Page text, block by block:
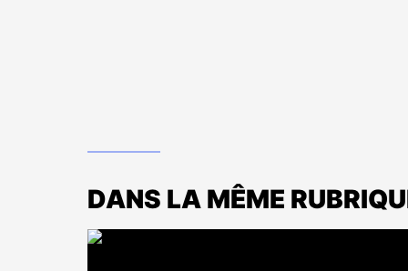
DANS LA MÊME